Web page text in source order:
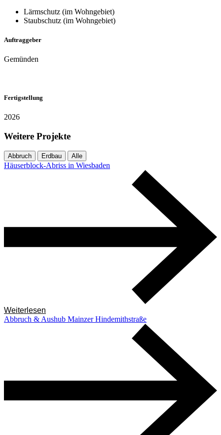
Lärmschutz (im Wohngebiet)
Staubschutz (im Wohngebiet)
Auftraggeber
Gemünden
Fertigstellung
2026
Weitere Projekte
Abbruch Erdbau Alle
Häuserblock-Abriss in Wiesbaden
Weiterlesen
Abbruch & Aushub Mainzer Hindemithstraße